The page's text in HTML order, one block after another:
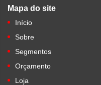
Mapa do site
Início
Sobre
Segmentos
Orçamento
Loja